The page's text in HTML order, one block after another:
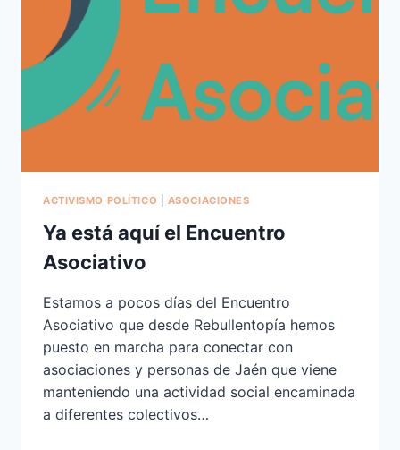
ACTIVISMO POLÍTICO ASOCIACIONES
Ya está aquí el Encuentro
Asociativo
Estamos a pocos días del Encuentro
Asociativo que desde Rebullentopía hemos
puesto en marcha para conectar con
asociaciones y personas de Jaén que viene
manteniendo una actividad social encaminada
a diferentes colectivos…